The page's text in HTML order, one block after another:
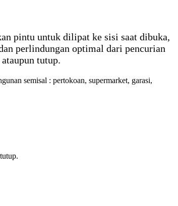
pintu untuk dilipat ke sisi saat dibuka,
perlindungan optimal dari pencurian
tutup.
semisal : pertokoan, supermarket, garasi,